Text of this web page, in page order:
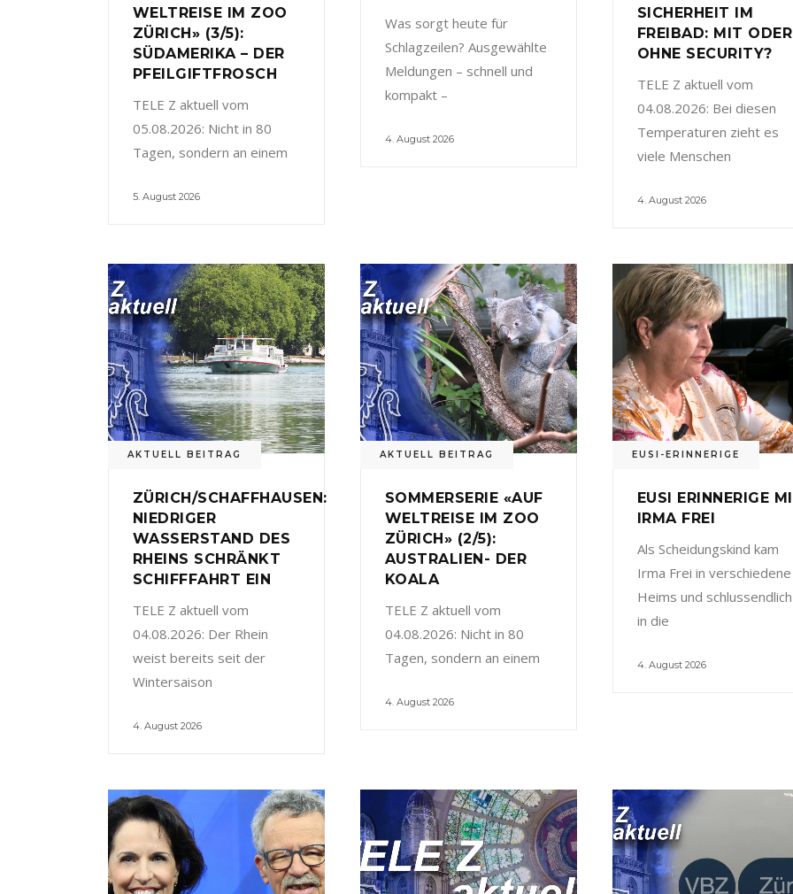
WELTREISE IM ZOO
ZÜRICH» (3/5):
SÜDAMERIKA – DER
PFEILGIFTFROSCH
TELE Z aktuell vom
05.08.2026: Nicht in 80
Tagen, sondern an einem
5. August 2026
Was sorgt heute für
Schlagzeilen? Ausgewählte
Meldungen – schnell und
kompakt –
4. August 2026
SICHERHEIT IM
FREIBAD: MIT ODER
OHNE SECURITY?
TELE Z aktuell vom
04.08.2026: Bei diesen
Temperaturen zieht es
viele Menschen
4. August 2026
AKTUELL BEITRAG
ZÜRICH/SCHAFFHAUSEN:
NIEDRIGER
WASSERSTAND DES
RHEINS SCHRÄNKT
SCHIFFFAHRT EIN
TELE Z aktuell vom
04.08.2026: Der Rhein
weist bereits seit der
Wintersaison
4. August 2026
AKTUELL BEITRAG
SOMMERSERIE «AUF
WELTREISE IM ZOO
ZÜRICH» (2/5):
AUSTRALIEN- DER
KOALA
TELE Z aktuell vom
04.08.2026: Nicht in 80
Tagen, sondern an einem
4. August 2026
EUSI-ERINNERIGE
EUSI ERINNERIGE
IRMA FREI
Als Scheidungskind kam
Irma Frei in verschiedene
Heims und schlussendlich
in die
4. August 2026